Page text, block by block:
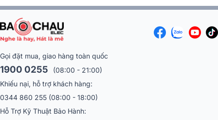
Gọi đặt mua, giao hàng toàn quốc
1900 0255
(08:00 - 21:00)
Khiếu nại, hỗ trợ khách hàng:
0344 860 255 (08:00 - 18:00)
Hỗ Trợ Kỹ Thuật Bảo Hành: